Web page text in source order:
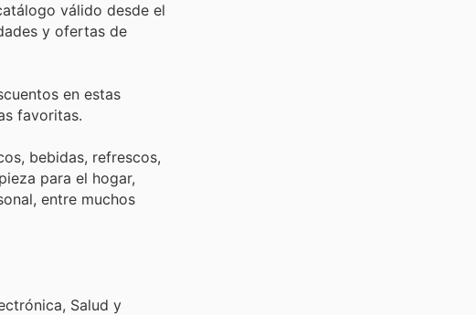
válido desde el
y ofertas de
en estas
favoritas.
bebidas, refrescos,
para el hogar,
entre muchos
Salud y